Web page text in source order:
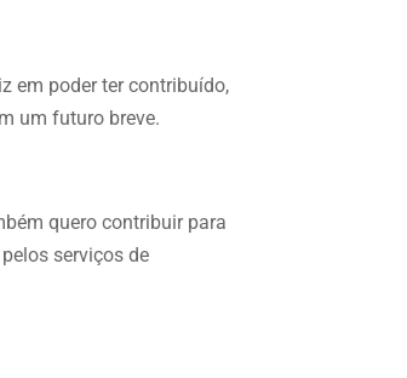
em poder ter contribuído,
um futuro breve.
quero contribuir para
serviços de